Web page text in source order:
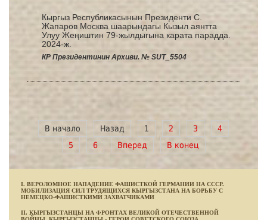
Кыргыз Республикасынын Президенти С.
Жапаров Москва шаарындагы Кызыл аянтта
Улуу Жеңиштин 79-жылдыгына карата парадда.
2024-ж.
КР Президентинин Архиви. № SUT_5504
В начало Назад 1 2 3
4
5
6 Вперед В конец
I. ВЕРОЛОМНОЕ НАПАДЕНИЕ ФАШИСТКОЙ ГЕРМАНИИ НА СССР.
МОБИЛИЗАЦИЯ СИЛ ТРУДЯЩИХСЯ КЫРГЫЗСТАНА НА БОРЬБУ С
НЕМЕЦКО-ФАШИСТКИМИ ЗАХВАТЧИКАМИ
II. КЫРГЫЗСТАНЦЫ НА ФРОНТАХ ВЕЛИКОЙ ОТЕЧЕСТВЕННОЙ